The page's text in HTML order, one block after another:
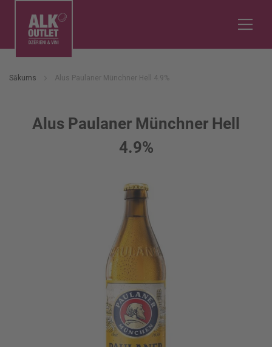
Sākums Alus Paulaner Münchner Hell 4.9%
Alus Paulaner Münchner Hell
4.9%